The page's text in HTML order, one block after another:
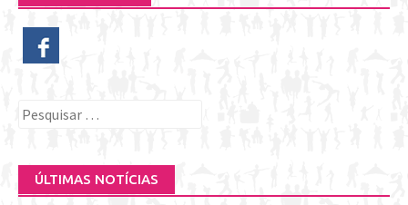
Pesquisar
ÚLTIMAS NOTÍCIAS